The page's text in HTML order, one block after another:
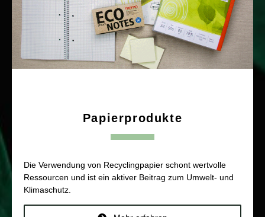
Papierprodukte
Die Verwendung von Recyclingpapier schont wertvolle
Ressourcen und ist ein aktiver Beitrag zum Umwelt- und
Klimaschutz.